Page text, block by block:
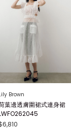
Brown
葉邊透膚圍裙式連身裙